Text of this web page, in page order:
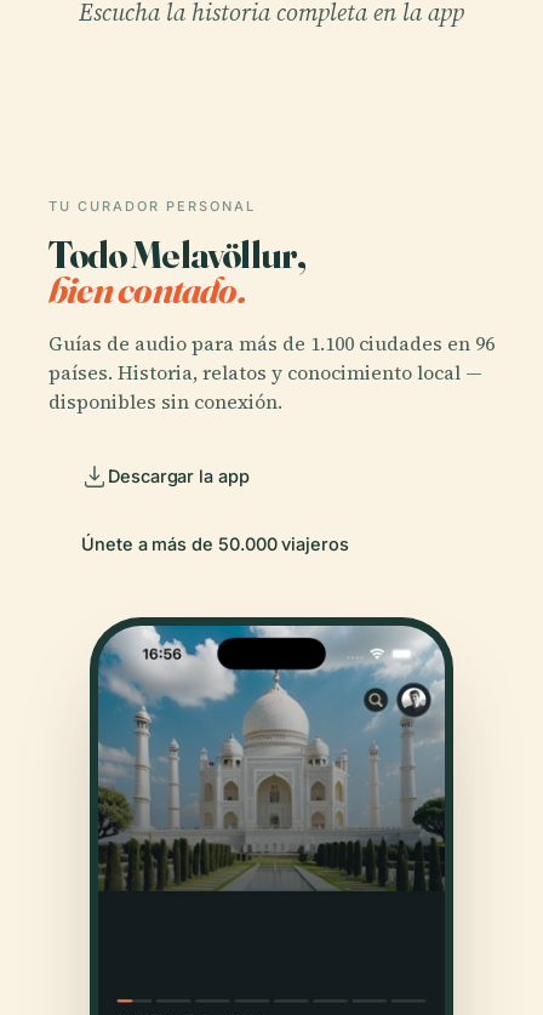
Escucha la historia completa en la app
TU CURADOR PERSONAL
Todo Melavöllur,
bien contado.
Guías de audio para más de 1.100 ciudades en 96
países. Historia, relatos y conocimiento local —
disponibles sin conexión.
Descargar la app
Únete a más de 50.000 viajeros